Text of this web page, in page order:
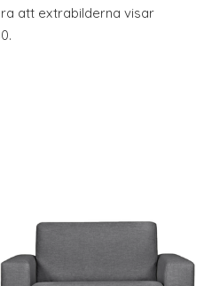
att extrabilderna visar